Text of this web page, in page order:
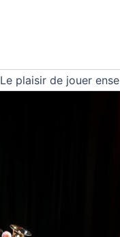
Le plaisir de jouer